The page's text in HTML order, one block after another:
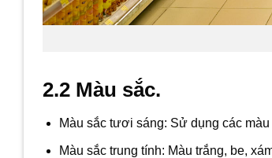
2.2 Màu sắc.
Màu sắc tươi sáng: Sử dụng các
Màu sắc trung tính: Màu trắng, be,